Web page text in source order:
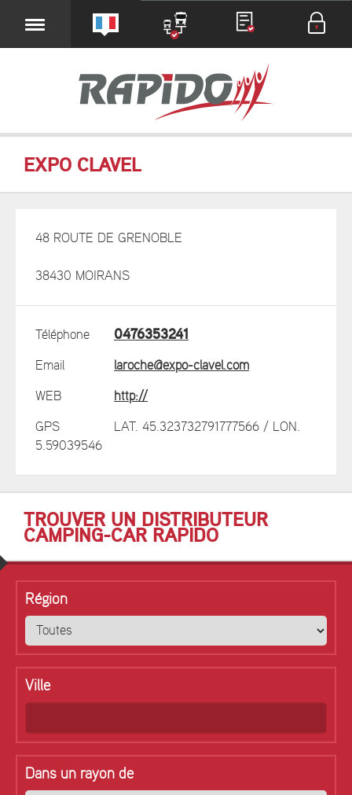
EXPO CLAVEL
48 ROUTE DE GRENOBLE
38430 MOIRANS
Téléphone 0476353241
Email laroche@expo-clavel.com
WEB http://
GPS
LAT. 45.323732791777566 / LON.
5.59039546
TROUVER UN DISTRIBUTEUR
CAMPING-CAR RAPIDO
Région
Ville
Dans un rayon de